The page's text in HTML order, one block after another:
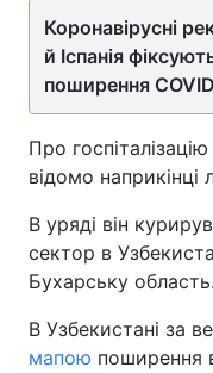
Коронавірусні
й Іспанія
поширення
Про
відомо наприкінці
В уряді він
сектор в
Бухарську область.
В Узбекистані за
мапою поширення